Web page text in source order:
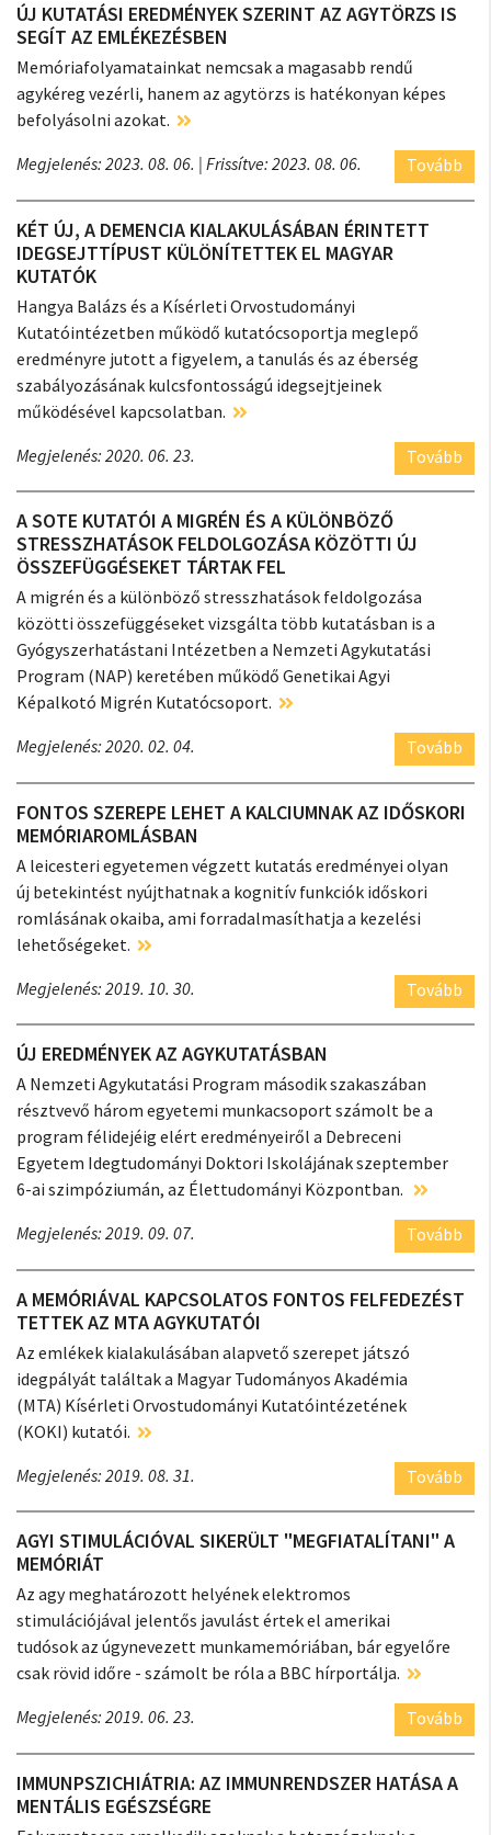
ÚJ KUTATÁSI EREDMÉNYEK SZERINT AZ AGYTÖRZS IS
SEGÍT AZ EMLÉKEZÉSBEN
Memóriafolyamatainkat nemcsak a magasabb rendű
agykéreg vezérli, hanem az agytörzs is hatékonyan képes
befolyásolni azokat.
Megjelenés: 2023. 08. 06. | Frissítve: 2023. 08. 06. Tovább
KÉT ÚJ, A DEMENCIA KIALAKULÁSÁBAN ÉRINTETT
IDEGSEJTTÍPUST KÜLÖNÍTETTEK EL MAGYAR
KUTATÓK
Hangya Balázs és a Kísérleti Orvostudományi
Kutatóintézetben működő kutatócsoportja meglepő
eredményre jutott a figyelem, a tanulás és az éberség
szabályozásának kulcsfontosságú idegsejtjeinek
működésével kapcsolatban.
Megjelenés: 2020. 06. 23.
Tovább
A SOTE KUTATÓI A MIGRÉN ÉS A KÜLÖNBÖZŐ
STRESSZHATÁSOK FELDOLGOZÁSA KÖZÖTTI ÚJ
ÖSSZEFÜGGÉSEKET TÁRTAK FEL
A migrén és a különböző stresszhatások feldolgozása
közötti összefüggéseket vizsgálta több kutatásban is a
Gyógyszerhatástani Intézetben a Nemzeti Agykutatási
Program (NAP) keretében működő Genetikai Agyi
Képalkotó Migrén Kutatócsoport.
Megjelenés: 2020. 02. 04.
Tovább
FONTOS SZEREPE LEHET A KALCIUMNAK AZ IDŐSKORI
MEMÓRIAROMLÁSBAN
A leicesteri egyetemen végzett kutatás eredményei olyan
új betekintést nyújthatnak a kognitív funkciók időskori
romlásának okaiba, ami forradalmasíthatja a kezelési
lehetőségeket.
Megjelenés: 2019. 10. 30.
Tovább
ÚJ EREDMÉNYEK AZ AGYKUTATÁSBAN
A Nemzeti Agykutatási Program második szakaszában
résztvevő három egyetemi munkacsoport számolt be a
program félidejéig elért eredményeiről a Debreceni
Egyetem Idegtudományi Doktori Iskolájának szeptember
6-ai szimpóziumán, az Élettudományi Központban.
Megjelenés: 2019. 09. 07.
Tovább
A MEMÓRIÁVAL KAPCSOLATOS FONTOS FELFEDEZÉST
TETTEK AZ MTA AGYKUTATÓI
Az emlékek kialakulásában alapvető szerepet játszó
idegpályát találtak a Magyar Tudományos Akadémia
(MTA) Kísérleti Orvostudományi Kutatóintézetének
(KOKI) kutatói.
Megjelenés: 2019. 08. 31.
Tovább
AGYI STIMULÁCIÓVAL SIKERÜLT "MEGFIATALÍTANI" A
MEMÓRIÁT
Az agy meghatározott helyének elektromos
stimulációjával jelentős javulást értek el amerikai
tudósok az úgynevezett munkamemóriában, bár egyelőre
csak rövid időre - számolt be róla a BBC hírportálja.
Megjelenés: 2019. 06. 23.
Tovább
IMMUNPSZICHIÁTRIA: AZ IMMUNRENDSZER HATÁSA A
MENTÁLIS EGÉSZSÉGRE